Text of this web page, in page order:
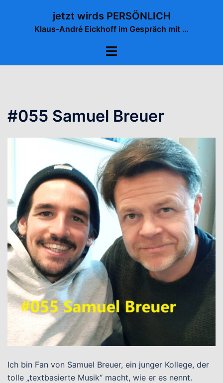
jetzt wirds PERSÖNLICH
Klaus-André Eickhoff im Gespräch mit …
Menü
#055 Samuel Breuer
Ich bin Fan von Samuel Breuer, ein junger Kollege, der
tolle „textbasierte Musik“ macht, wie er es nennt.